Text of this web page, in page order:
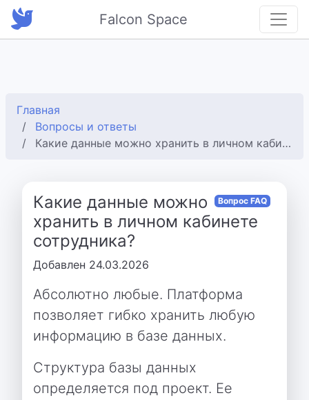
Falcon Space
Главная
Вопросы и ответы
Какие данные можно хранить в личном кабинете сотрудника?
Вопрос FAQ
Какие данные можно
хранить в личном кабинете
сотрудника?
Добавлен 24.03.2026
Абсолютно любые. Платформа
позволяет гибко хранить любую
информацию в базе данных.
Структура базы данных
определяется под проект. Ее